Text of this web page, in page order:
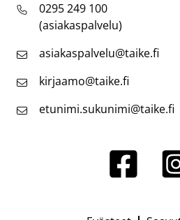
0295 249 100
(asiakaspalvelu)
asiakaspalvelu@taike.fi
kirjaamo@taike.fi
etunimi.sukunimi@taike.fi